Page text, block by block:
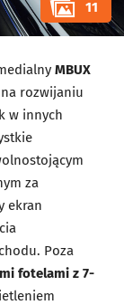
11
MBUX
rozwijaniu
w innych
za
ekran
Poza
fotelami z 7-